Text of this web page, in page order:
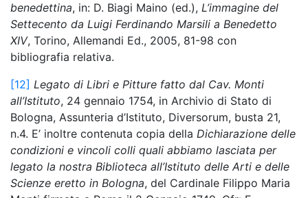
benedettina, in: D. Biagi Maino (ed.), L’immagine del
Settecento da Luigi Ferdinando Marsili a Benedetto
XIV, Torino, Allemandi Ed., 2005, 81-98 con
bibliografia relativa.
[12] Legato di Libri e Pitture fatto dal Cav. Monti
all’Istituto, 24 gennaio 1754, in Archivio di Stato di
Bologna, Assunteria d’Istituto, Diversorum, busta 21,
n.4. E’ inoltre contenuta copia della Dichiarazione delle
condizioni e vincoli colli quali abbiamo lasciata per
legato la nostra Biblioteca all’Istituto delle Arti e delle
Scienze eretto in Bologna, del Cardinale Filippo Maria